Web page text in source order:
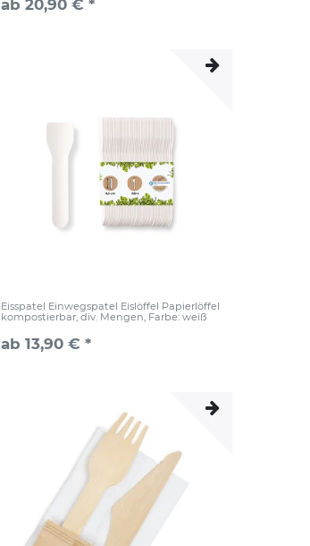
ab 20,90 € *
Eisspatel Einwegspatel Eislöffel Papierlöffel
kompostierbar, div. Mengen, Farbe: weiß
ab 13,90 € *